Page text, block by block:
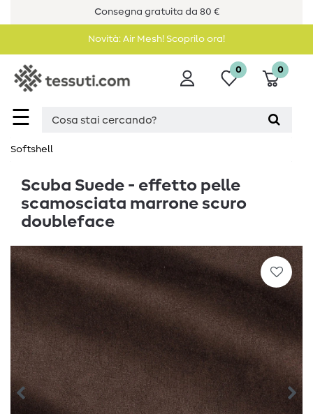
Consegna gratuita da 80 €
Novità: Air Mesh! Scoprilo ora!
☰
0 0
Softshell
Scuba Suede - effetto pelle
scamosciata marrone scuro
doubleface